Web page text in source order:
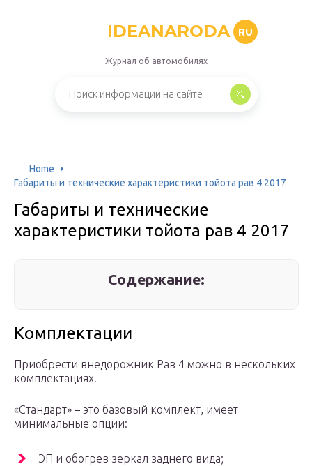
IDEANARODA RU
Журнал об автомобилях
Home
Габариты и технические характеристики тойота рав 4 2017
Габариты и технические
характеристики тойота рав 4 2017
Содержание:
Комплектации
Приобрести внедорожник Рав 4 можно в нескольких
комплектациях.
«Стандарт» – это базовый комплект, имеет
минимальные опции:
ЭП и обогрев зеркал заднего вида;